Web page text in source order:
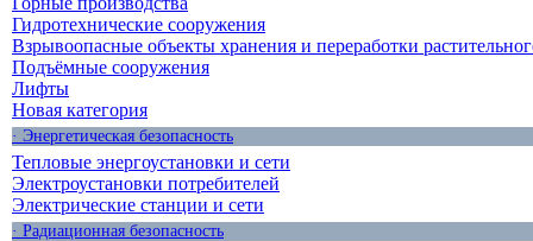
Гидротехнические сооружения
Взрывоопасные объекты хранения и переработки
Подъёмные сооружения
Лифты
Новая категория
· Энергетическая безопасность
Тепловые энергоустановки и сети
Электроустановки потребителей
Электрические станции и сети
· Радиационная безопасность